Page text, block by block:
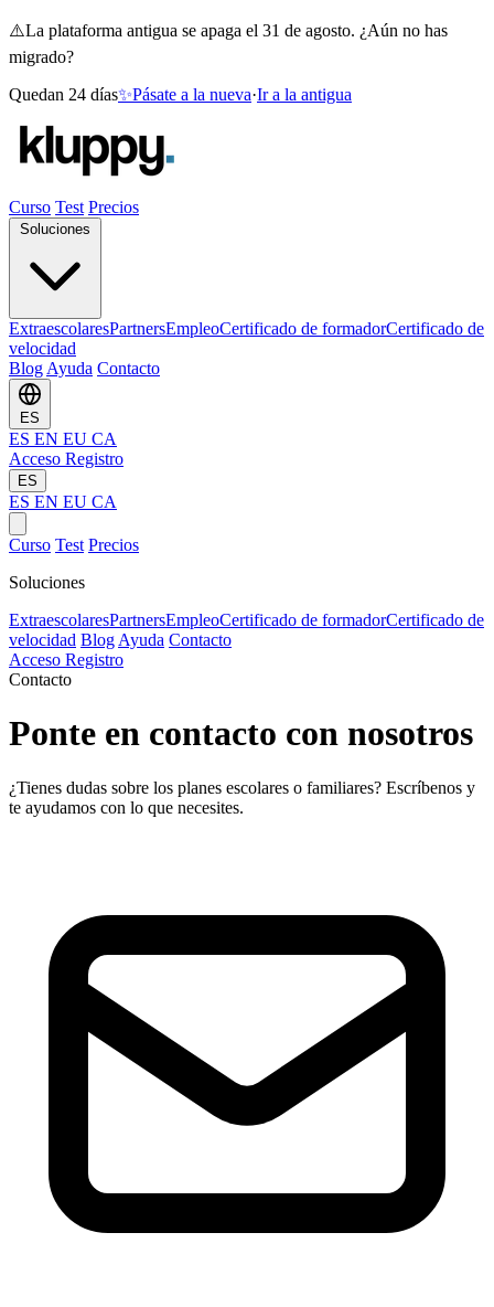
⚠️La plataforma antigua se apaga el 31 de agosto. ¿Aún no has
migrado?
Quedan 24 días✨Pásate a la nueva·Ir a la antigua
Curso Test Precios
ExtraescolaresPartnersEmpleoCertificado de formadorCertificado de
velocidad
Blog Ayuda Contacto
ES
ES EN EU CA
Acceso Registro
ES
ES EN EU CA
Curso Test Precios
Soluciones
ExtraescolaresPartnersEmpleoCertificado de formadorCertificado de
velocidad Blog Ayuda Contacto
Acceso Registro
Contacto
Ponte en contacto con nosotros
¿Tienes dudas sobre los planes escolares o familiares? Escríbenos y
te ayudamos con lo que necesites.